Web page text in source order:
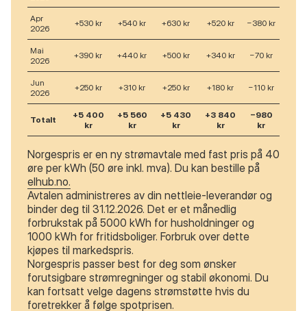
Apr
2026
+530 kr +540 kr +630 kr +520 kr −380 kr
Mai
2026
+390 kr +440 kr +500 kr +340 kr −70 kr
Jun
2026
+250 kr +310 kr +250 kr +180 kr −110 kr
Totalt
+5 400
kr
+5 560
kr
+5 430
kr
+3 840
kr
−980
kr
Norgespris er en ny strømavtale med fast pris på 40
øre per kWh (50 øre inkl. mva). Du kan bestille på
elhub.no.
Avtalen administreres av din nettleie-leverandør og
binder deg til 31.12.2026. Det er et månedlig
forbrukstak på 5000 kWh for husholdninger og
1000 kWh for fritidsboliger. Forbruk over dette
kjøpes til markedspris.
Norgespris passer best for deg som ønsker
forutsigbare strømregninger og stabil økonomi. Du
kan fortsatt velge dagens strømstøtte hvis du
foretrekker å følge spotprisen.